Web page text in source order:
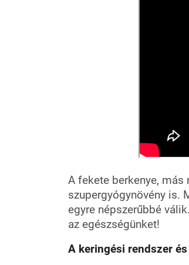
A fekete berkenye,
szupergyógynövény is.
egyre népszerűbbé
az egészségünket!
A keringési rendszer